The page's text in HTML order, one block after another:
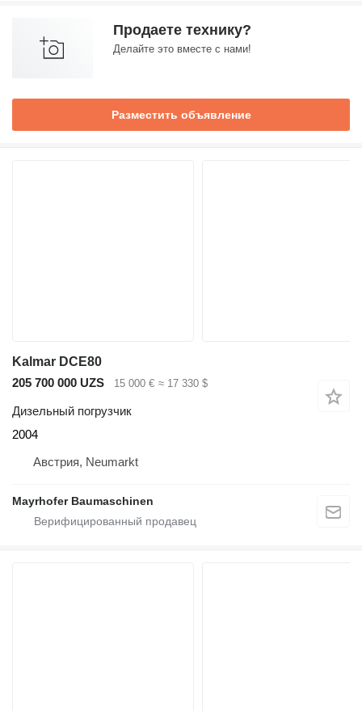
Продаете технику?
Делайте это вместе с нами!
Разместить объявление
Kalmar DCE80
205 700 000 UZS
15 000 € ≈ 17 330 $
Дизельный погрузчик
2004
Австрия, Neumarkt
Mayrhofer Baumaschinen